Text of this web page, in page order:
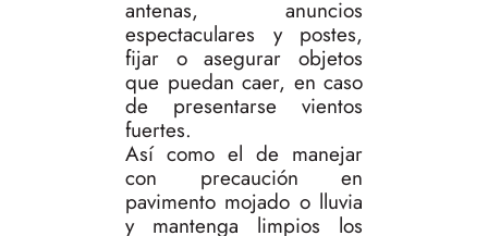
antenas, anuncios
espectaculares y postes,
fijar o asegurar objetos
que puedan caer, en caso
de presentarse vientos
fuertes.
Así como el de manejar
con precaución en
pavimento mojado o lluvia
y mantenga limpios los